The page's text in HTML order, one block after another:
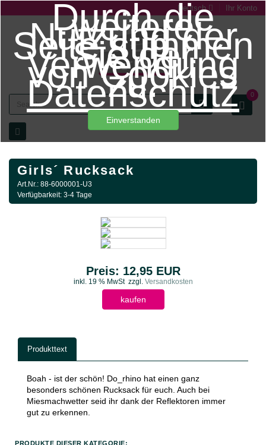
Durch die
weitere
Nutzung der
Seite stimmen
Sie der
Verwendung
von Cookies
zu.
Datenschutz
Einverstanden
Ihr Konto
Deutsch
0
Girls´ Rucksack
Art.Nr.: 88-6000001-U3
Verfügbarkeit: 3-4 Tage
Preis: 12,95 EUR
inkl. 19 % MwStzzgl.Versandkosten
kaufen
Produkttext
Boah - ist der schön! Do_rhino hat einen ganz
besonders schönen Rucksack für euch. Auch bei
Miesmachwetter seid ihr dank der Reflektoren immer
gut zu erkennen.
PRODUKTE DIESER KATEGORIE: